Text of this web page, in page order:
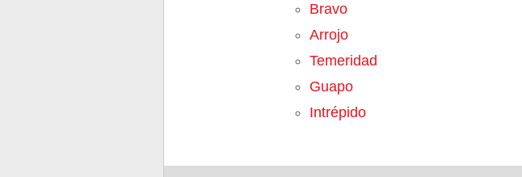
Bravo
Arrojo
Temeridad
Guapo
Intrépido